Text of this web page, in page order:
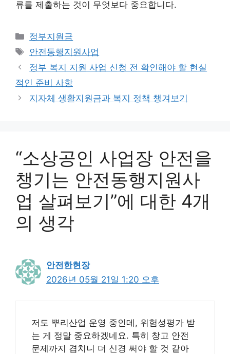
류를 제출하는 것이 무엇보다 중요합니다.
카
테
리
정부지원금
태
그
안전동행지원사업
정부 복지 지원 사업 신청 전 확인해야 할 현실
적인 준비 사항
지자체 생활지원금과 복지 정책 챙겨보기
“소상공인 사업장 안전을
챙기는 안전동행지원사
업 살펴보기”에 대한 4개
의 생각
안전한현장
2026년 05월 21일 1:20 오후
저도 뿌리산업 운영 중인데, 위험성평가 받
는 게 정말 중요하겠네요. 특히 창고 안전
문제까지 겹치니 더 신경 써야 할 것 같아